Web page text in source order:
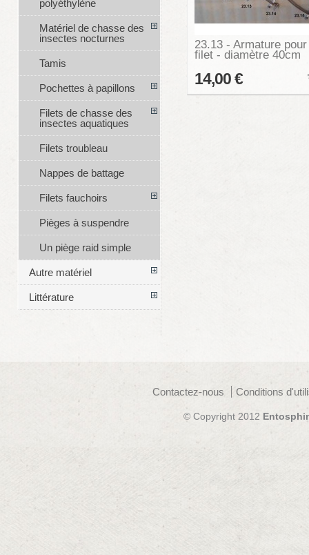
23.13 - Armature pour
filet - diamètre 40cm
14,00 €
polyéthylène
Matériel de chasse des
insectes nocturnes
Tamis
Pochettes à papillons
Filets de chasse des
insectes aquatiques
Filets troubleau
Nappes de battage
Filets fauchoirs
Pièges à suspendre
Un piège raid simple
Autre matériel
Littérature
Contactez-nous Conditions
© Copyright 2012